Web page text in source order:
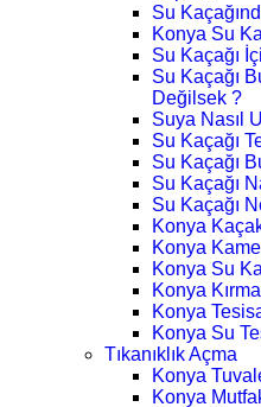
Su
Konya Su
Su Kaçağı
Su Kaçağı
Değilsek ?
Suya Nasıl
Su Kaçağı
Su Kaçağı
Su Kaçağı
Su Kaçağı
Konya
Konya
Konya Su
Konya
Konya
Konya Su
Tıkanıklık Açma
Konya
Konya